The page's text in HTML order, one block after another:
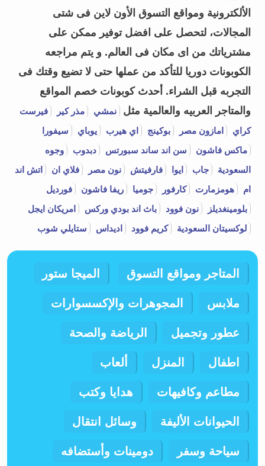
الألكترونية ومواقع التسوق الأون لاين فى شتى
المجالات، لتحصل على افضل توفير ممكن على
مشترياتك من اى مكان فى العالم. و يتم مراجعه
الكوبونات دوريا للتأكد من عملها حتى لا تضيع وقتك فى
التجربه قبل الشراء. أحدث كوبونات خصم المواقع
والمتاجر العربيه والعالمية مثل
نمشي مذر كير
فيرست
كراي
امازون مصر بوكينج اي هيرب يوباي
سيفورا
ماكس فاشون
سن اند ساند سبورتس دبدوب
وجوه
السعودية
جاب ايوا فارفيتش نون مصر فلاي ان
اتش اند
ام
هومزمارت كارفور جوميا ريفا فاشون
فورديل
بلومينغديلز
نون فوود باث اند بودي وركس
امريكان ايجل
لوكسيتان السعودية
كريم فوود اديداس ستايلي شوب
المتاجر ومواقع التسوق الميجا ستور
ملابس المجوهرات والإكسسوارات
عطور وتجميل الرياضة والصحة
اطفال المنزل ألعاب
مطاعم وكافيهات هدايا وكتب
الحيوانات الأليفة وسائل انتقال
سياحة وسفر دومينات وأستضافه